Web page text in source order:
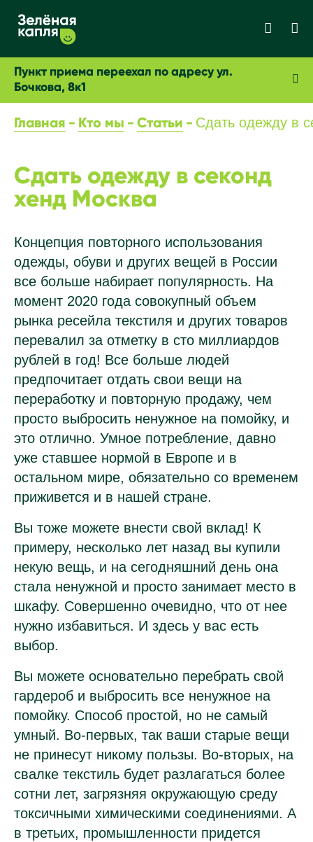
Пункт приема переехал по адресу ул.
Бочкова, 8к1
Главная Кто мы Статьи Сдать одежду в
Сдать одежду в секонд
хенд Москва
Концепция повторного использования
одежды, обуви и других вещей в России
все больше набирает популярность. На
момент 2020 года совокупный объем
рынка ресейла текстиля и других товаров
перевалил за отметку в сто миллиардов
рублей в год! Все больше людей
предпочитает отдать свои вещи на
переработку и повторную продажу, чем
просто выбросить ненужное на помойку, и
это отлично. Умное потребление, давно
уже ставшее нормой в Европе и в
остальном мире, обязательно со временем
приживется и в нашей стране.
Вы тоже можете внести свой вклад! К
примеру, несколько лет назад вы купили
некую вещь, и на сегодняшний день она
стала ненужной и просто занимает место в
шкафу. Совершенно очевидно, что от нее
нужно избавиться. И здесь у вас есть
выбор.
Вы можете основательно перебрать свой
гардероб и выбросить все ненужное на
помойку. Способ простой, но не самый
умный. Во-первых, так ваши старые вещи
не принесут никому пользы. Во-вторых, на
свалке текстиль будет разлагаться более
сотни лет, загрязняя окружающую среду
токсичными химическими соединениями. А
в третьих, промышленности придется